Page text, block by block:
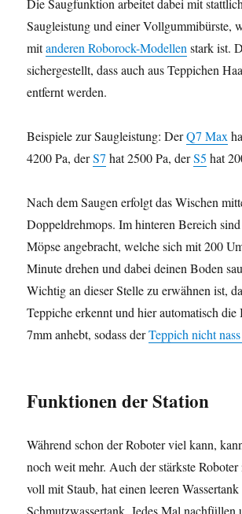
Die Saugfunktion arbeitet dabei mit
Saugleistung und einer Vollgummibürste,
mitanderen Roborock-Modellen stark ist.
sichergestellt, dass auch aus Teppichen
entfernt werden.
Beispiele zur Saugleistung: DerQ7 Max
4200 Pa, derS7 hat 2500 Pa, derS5 hat
Nach dem Saugen erfolgt das Wischen
Doppeldrehmops. Im hinteren Bereich
Möpse angebracht, welche sich mit 200
Minute drehen und dabei deinen Boden
Wichtig an dieser Stelle zu erwähnen ist,
Teppiche erkennt und hier automatisch die
7mm anhebt, sodass derTeppich nicht
Funktionen der Station
Während schon der Roboter viel kann,
noch weit mehr. Auch der stärkste
voll mit Staub, hat einen leeren
Schmutzwassertank. Jedes Mal nachfüllen